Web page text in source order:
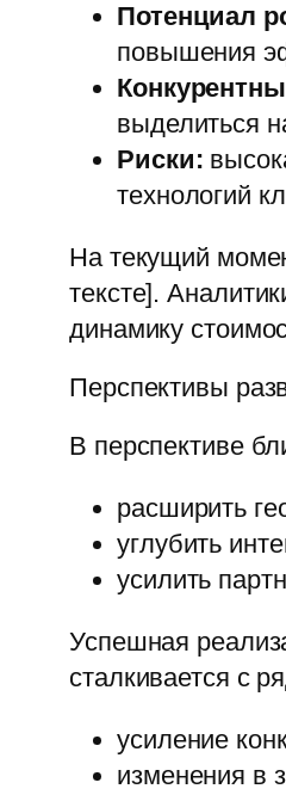
Потенциал
повышения
выделиться
Риски:
технологий
На текущий
тексте].
динамику
Перспективы
В перспективе
расширить
углубить
усилить
Успешная
сталкивается с
усиление
изменения в